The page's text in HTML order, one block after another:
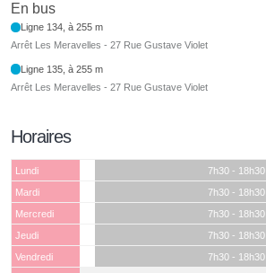
En bus
Ligne 134, à 255 m
Arrêt Les Meravelles - 27 Rue Gustave Violet
Ligne 135, à 255 m
Arrêt Les Meravelles - 27 Rue Gustave Violet
Horaires
Lundi
7h30 - 18h30
Mardi
7h30 - 18h30
Mercredi
7h30 - 18h30
Jeudi
7h30 - 18h30
Vendredi
7h30 - 18h30